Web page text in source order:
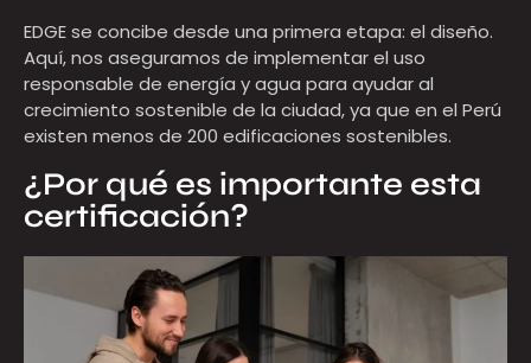
EDGE se concibe desde una primera etapa: el diseño.
Aquí, nos aseguramos de implementar el uso
responsable de energía y agua para ayudar al
crecimiento sostenible de la ciudad, ya que en el Perú
existen menos de 200 edificaciones sostenibles.
¿Por qué es importante esta
certificación?